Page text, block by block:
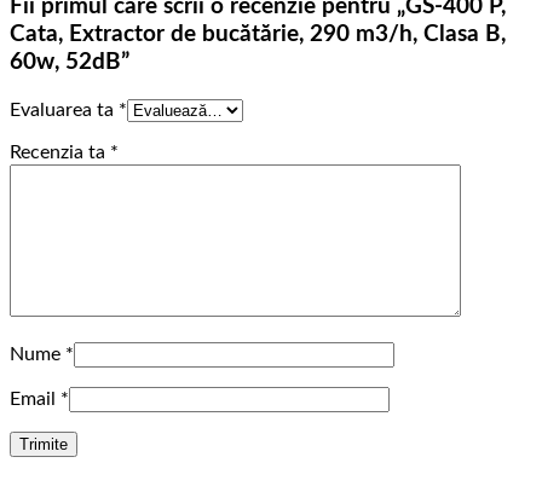
Fii primul care scrii o recenzie pentru „GS-400 P,
Cata, Extractor de bucătărie, 290 m3/h, Clasa B,
60w, 52dB”
Evaluarea ta *
Recenzia ta *
Nume *
Email *